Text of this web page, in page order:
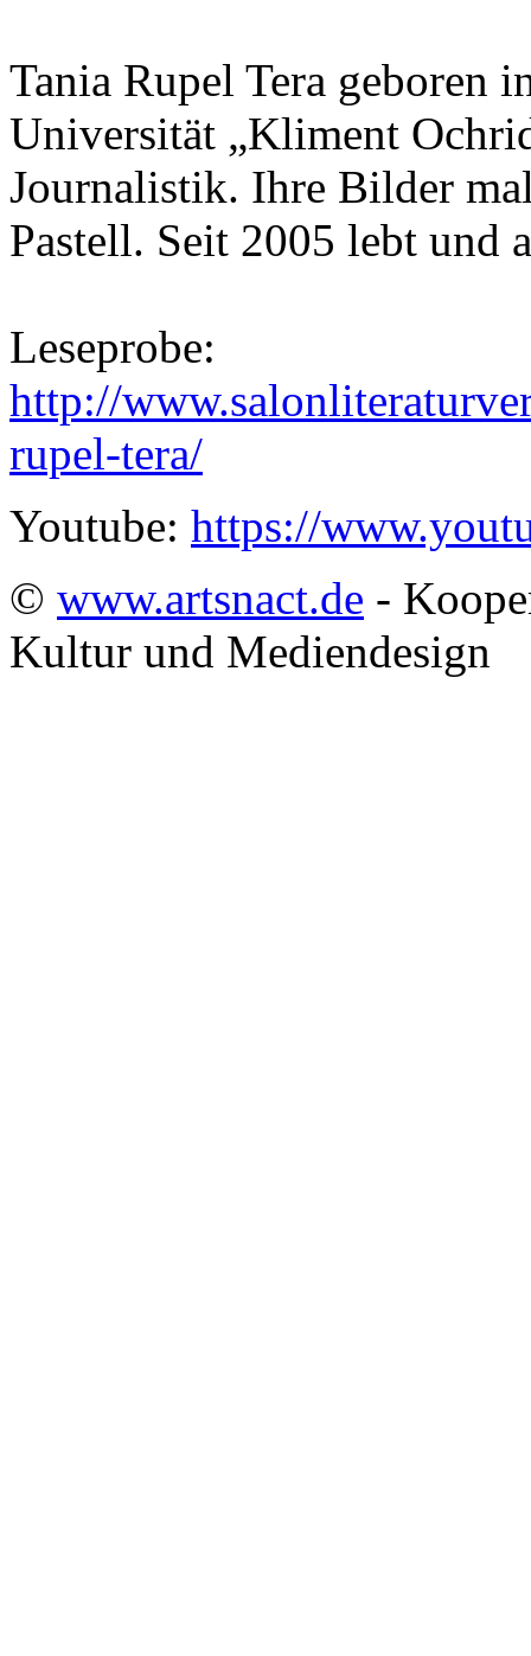
Tania Rupel Tera geboren
Universität „Kliment
Journalistik. Ihre Bilder
Pastell. Seit 2005 lebt und
Leseprobe:
http://
rupel-tera/
Youtube: https://
© www.artsnact.de -
Kultur und Mediendesign